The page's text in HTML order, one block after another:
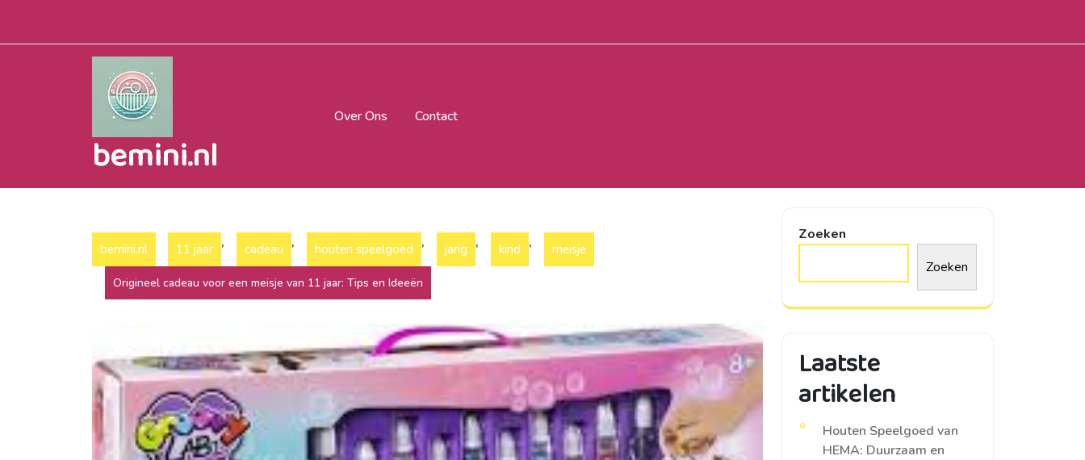
inhoud
bemini.nl
Over Ons Contact
bemini.nl 11 jaar , cadeau , houten speelgoed , jarig , kind , meisje
Origineel cadeau voor een meisje van 11 jaar: Tips en Ideeën
Zoeken
Zoeken
Laatste
artikelen
Houten Speelgoed van
HEMA: Duurzaam en